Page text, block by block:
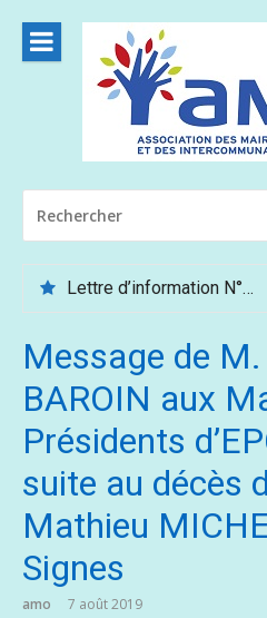
contenu
POUR
:
Lettre d’information N°62 – Mai /Juin 2026
Message de
BAROIN aux
Présidents
suite au décès
Mathieu
Signes
amo 7 août 2019